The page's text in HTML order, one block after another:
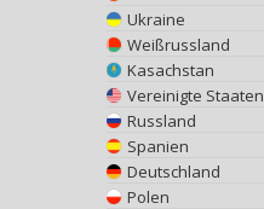
Ukraine
Weißrussland
Kasachstan
Vereinigte Staaten
Russland
Spanien
Deutschland
Polen